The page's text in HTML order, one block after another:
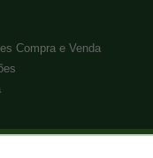
Compra e Venda